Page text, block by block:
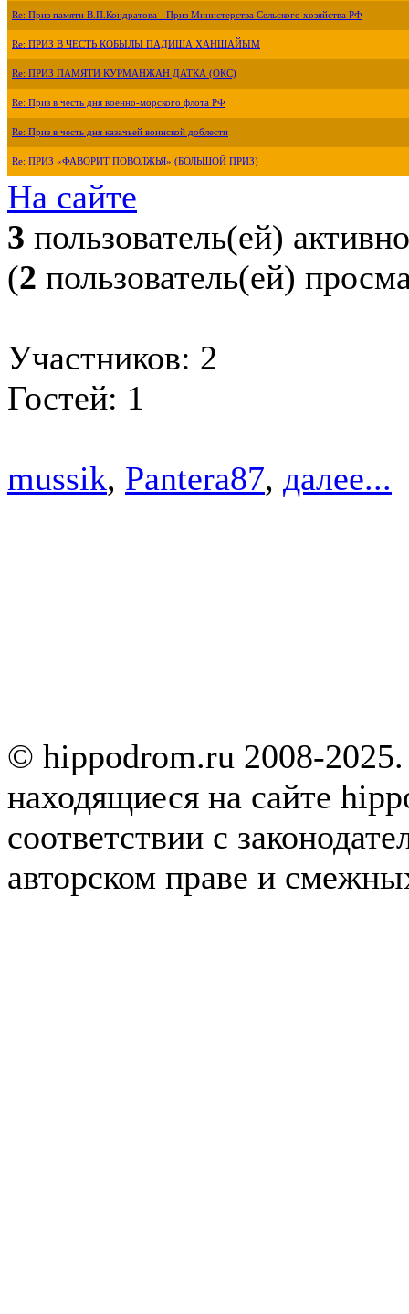
Re: Приз памяти В.П.Кондратова - Приз Министерства Сельского хозяйства РФ
Re: ПРИЗ В ЧЕСТЬ КОБЫЛЫ ПАДИША ХАНШАЙЫМ
Re: ПРИЗ ПАМЯТИ КУРМАНЖАН ДАТКА (ОКС)
Re: Приз в честь дня военно-морского флота РФ
Re: Приз в честь дня казачьей воинской доблести
Re: ПРИЗ «ФАВОРИТ ПОВОЛЖЬЯ» (БОЛЬШОЙ ПРИЗ)
На сайте
3 пользователь(ей) активно
(2 пользователь(ей)
Участников: 2
Гостей: 1
mussik, Pantera87, далее...
© hippodrom.ru 2008-
находящиеся на сайте
соответствии с
авторском праве и